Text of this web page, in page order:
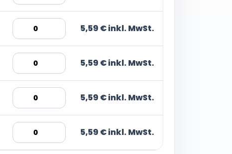
5,59 € inkl. MwSt.
5,59 € inkl. MwSt.
5,59 € inkl. MwSt.
5,59 € inkl. MwSt.